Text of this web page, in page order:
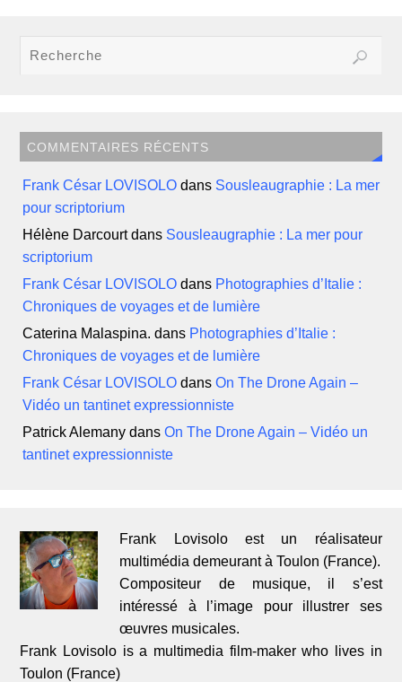
COMMENTAIRES RÉCENTS
Frank César LOVISOLO dans Sousleaugraphie : La mer
pour scriptorium
Hélène Darcourtdans Sousleaugraphie : La mer pour
scriptorium
Frank César LOVISOLO dans Photographies d’Italie :
Chroniques de voyages et de lumière
Caterina Malaspina. dans Photographies d’Italie :
Chroniques de voyages et de lumière
Frank César LOVISOLO dansOn The Drone Again –
Vidéo un tantinet expressionniste
Patrick Alemany dansOn The Drone Again – Vidéo un
tantinet expressionniste
Frank Lovisolo est un réalisateur
multimédia demeurant à Toulon (France).
Compositeur de musique, il s’est
intéressé à l’image pour illustrer ses
œuvres musicales.
Frank Lovisolo is a multimedia film-maker who lives in
Toulon (France)